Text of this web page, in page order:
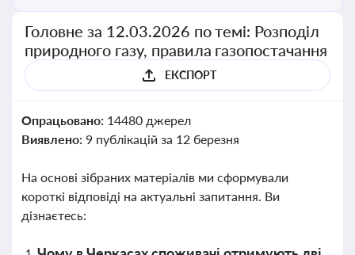
Головне за 12.03.2026 по темі: Розподіл
природного газу, правила газопостачання
ЕКСПОРТ
Опрацьовано: 14480 джерел
Виявлено: 9 публікацій за 12 березня
На основі зібраних матеріалів ми сформували
короткі відповіді на актуальні запитання. Ви
дізнаєтесь: